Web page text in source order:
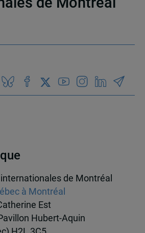
internationales de Montréal
à Montréal
Est
Hubert-Aquin